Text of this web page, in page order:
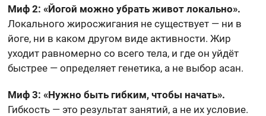
Миф 2: «Йогой можно убрать живот локально».
Локального жиросжигания не существует — ни в
йоге, ни в каком другом виде активности. Жир
уходит равномерно со всего тела, и где он уйдёт
быстрее — определяет генетика, а не выбор асан.
Миф 3: «Нужно быть гибким, чтобы начать».
Гибкость — это результат занятий, а не их условие.